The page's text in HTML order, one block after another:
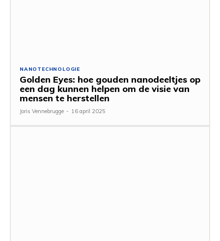
NANOTECHNOLOGIE
Golden Eyes: hoe gouden nanodeeltjes op
een dag kunnen helpen om de visie van
mensen te herstellen
Joris Vennebrugge - 16 april 2025